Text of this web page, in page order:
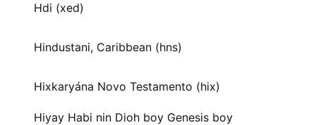
Hdi (xed)
Hindustani, Caribbean (hns)
Hixkaryána Novo Testamento (hix)
Hiyay Habi nin Dioh boy Genesis boy